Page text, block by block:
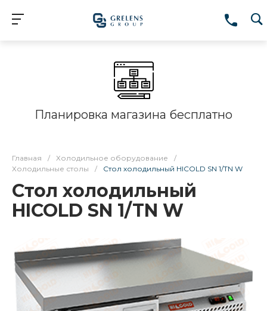
Планировка магазина бесплатно
Главная / Холодильное оборудование
/
Холодильные столы
/ Стол холодильный HICOLD SN 1/TN W
Стол холодильный
HICOLD SN 1/TN W